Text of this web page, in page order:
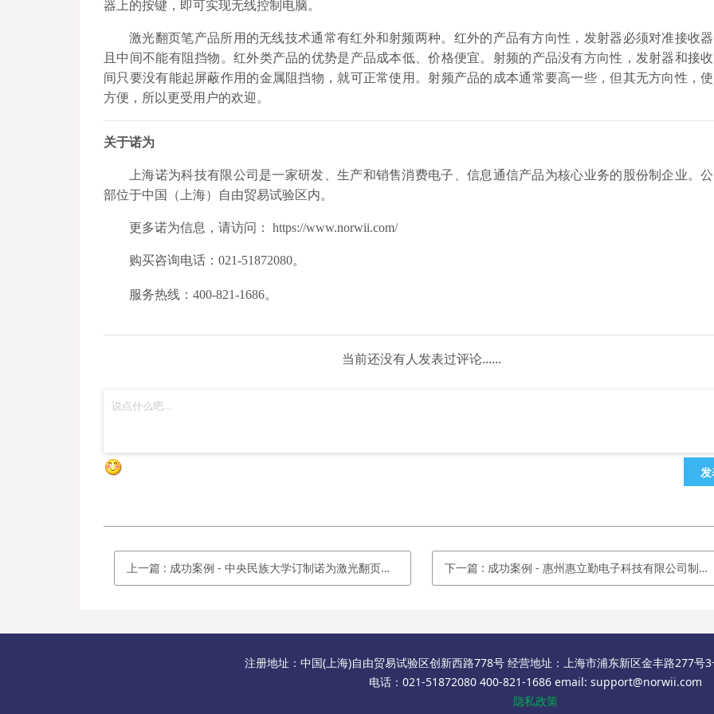
器上的按键，即可实现无线控制电脑。
激光翻页笔产品所用的无线技术通常有红外和射频两种。红外的产品有方向性，发射器必须对准接收
且中间不能有阻挡物。红外类产品的优势是产品成本低、价格便宜。射频的产品没有方向性，发射器和接
间只要没有能起屏蔽作用的金属阻挡物，就可正常使用。射频产品的成本通常要高一些，但其无方向性，
方便，所以更受用户的欢迎。
关于诺为
上海诺为科技有限公司是一家研发、生产和销售消费电子、信息通信产品为核心业务的股份制企业。
部位于中国（上海）自由贸易试验区内。
更多诺为信息，请访问： https://www.norwii.com/
购买咨询电话：021-51872080。
服务热线：400-821-1686。
当前还没有人发表过评论......
上一篇 : 成功案例 - 中央民族大学订制诺为激光翻页笔N95s Pro 绿光 32G 下一篇 : 成功案例 - 惠州惠立勤电子科技有限公司制诺为激光笔R705
注册地址：中国(上海)自由贸易试验区创新西路778号 经营地址：上海市浦东新区金丰路277号
电话：021-51872080 400-821-1686 email: support@norwii.com
隐私政策